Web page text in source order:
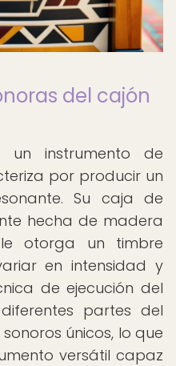
del cajón
un instrumento de
por producir un
Su caja de
hecha de madera
otorga un timbre
en intensidad y
de ejecución del
partes del
únicos, lo que
versátil capaz